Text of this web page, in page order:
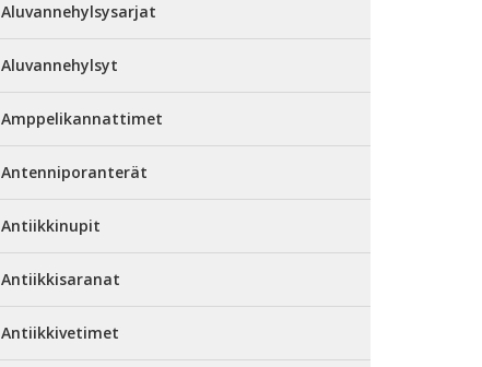
Aluvannehylsysarjat
Aluvannehylsyt
Amppelikannattimet
Antenniporanterät
Antiikkinupit
Antiikkisaranat
Antiikkivetimet